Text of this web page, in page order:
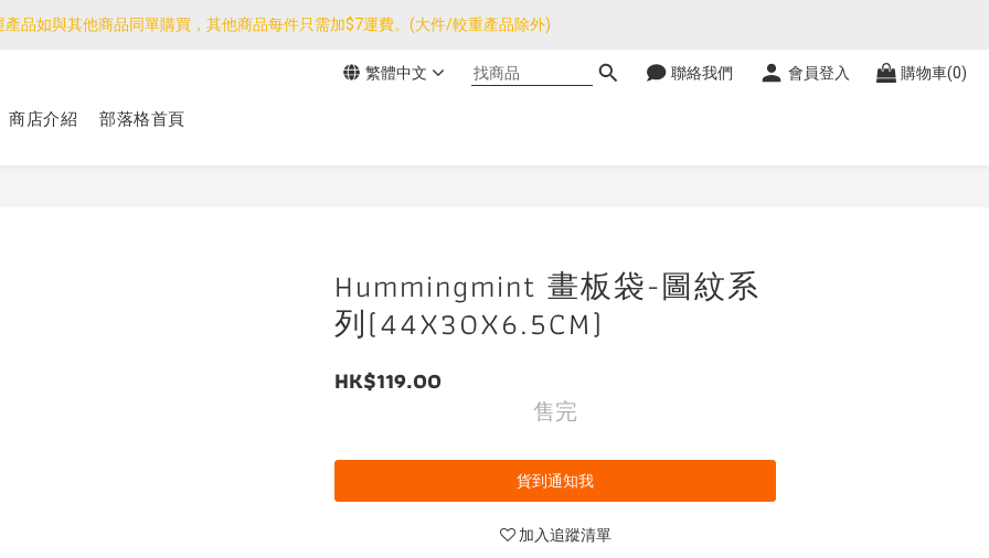
產品如與其他商品同單購買，其他商品每件只需加$7運費。(大件/較重產品除外)
產品如與其他商品同單購買，其他商品每件只需加$7運費。(大件/較重產品除外)
們團隊由30/7~12/8外訪搜羅新產品，期間網店訂單處理及客服服務暫停，門市正常營業。
產品如與其他商品同單購買，其他商品每件只需加$7運費。(大件/較重產品除外)
繁體中文 聯絡我們 會員登入 購物車(0)
商店介紹 部落格首頁
Hummingmint 畫板袋-圖紋系
列(44X30X6.5CM)
HK$119.00
售完
貨到通知我
加入追蹤清單